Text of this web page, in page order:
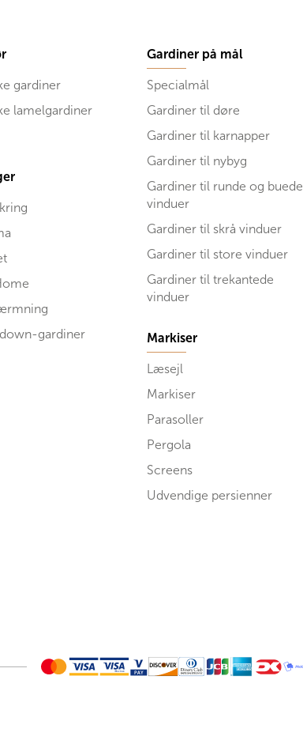
gardiner
lamelgardiner
gardiner
Gardiner på mål
Specialmål
Gardiner til døre
Gardiner til karnapper
Gardiner til nybyg
Gardiner til runde og buede
vinduer
Gardiner til skrå vinduer
Gardiner til store vinduer
Gardiner til trekantede
vinduer
Markiser
Læsejl
Markiser
Parasoller
Pergola
Screens
Udvendige persienner